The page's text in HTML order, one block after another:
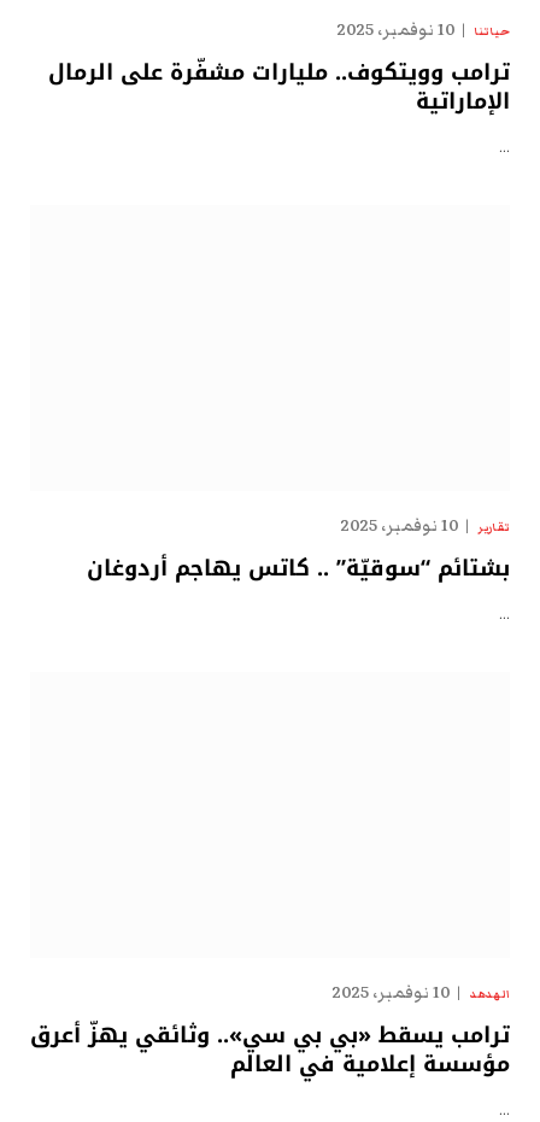
حياتنا 10 نوفمبر، 2025
ترامب وويتكوف.. مليارات مشفّرة على الرمال
الإماراتية
…
تقارير 10 نوفمبر، 2025
بشتائم “سوقيّة” .. كاتس يهاجم أردوغان
…
الهدهد 10 نوفمبر، 2025
ترامب يسقط «بي بي سي».. وثائقي يهزّ أعرق
مؤسسة إعلامية في العالم
…